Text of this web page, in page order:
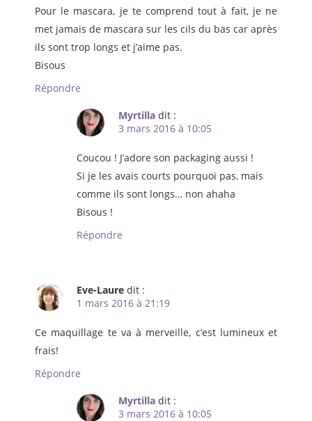
Pour le mascara, je te comprend tout à fait, je ne
met jamais de mascara sur les cils du bas car après
ils sont trop longs et j’aime pas.
Bisous
Répondre
Myrtilla dit :
3 mars 2016 à 10:05
Coucou ! J’adore son packaging aussi !
Si je les avais courts pourquoi pas, mais
comme ils sont longs… non ahaha
Bisous !
Répondre
Eve-Laure dit :
1 mars 2016 à 21:19
Ce maquillage te va à merveille, c’est lumineux et
frais!
Répondre
Myrtilla dit :
3 mars 2016 à 10:05